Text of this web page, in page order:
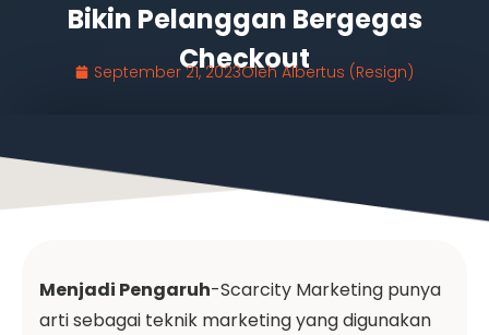
Bikin Pelanggan Bergegas
Checkout
September 21, 2023OlehAlbertus (Resign)
Menjadi Pengaruh-Scarcity Marketing punya
arti sebagai teknik marketing yang digunakan